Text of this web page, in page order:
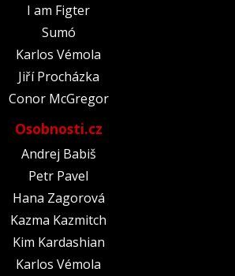
I am Figter
Sumó
Karlos Vémola
Jiří Procházka
Conor McGregor
Osobnosti.cz
Andrej Babiš
Petr Pavel
Hana Zagorová
Kazma Kazmitch
Kim Kardashian
Karlos Vémola